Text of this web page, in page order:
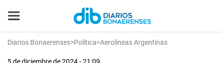
Diarios Bonaerenses>Política>Aerolíneas Argentinas